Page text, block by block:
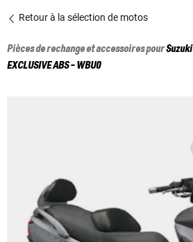
Retour à la sélection de motos
Pièces de rechange et accessoires pourSuzuki
EXCLUSIVE ABS - WBU0